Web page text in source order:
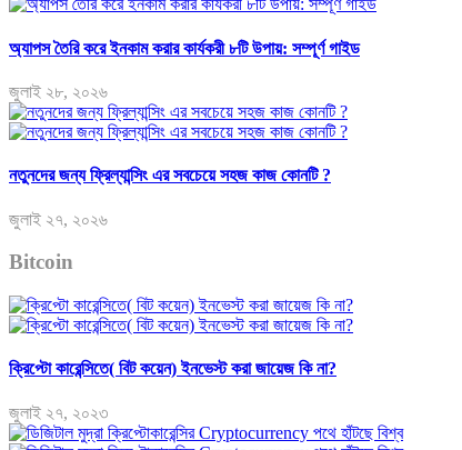
অ্যাপস তৈরি করে ইনকাম করার কার্যকরী ৮টি উপায়: সম্পূর্ণ গাইড
জুলাই ২৮, ২০২৬
নতুনদের জন্য ফ্রিল্যান্সিং এর সবচেয়ে সহজ কাজ কোনটি ?
জুলাই ২৭, ২০২৬
Bitcoin
ক্রিপ্টো কারেন্সিতে( বিট কয়েন) ইনভেস্ট করা জায়েজ কি না?
জুলাই ২৭, ২০২৩